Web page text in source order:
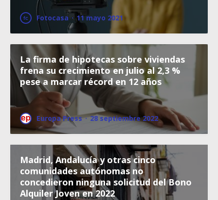
Fotocasa · 11 mayo 2021
La firma de hipotecas sobre viviendas
frena su crecimiento en julio al 2,3 %
pese a marcar récord en 12 años
Europa Press · 28 septiembre 2022
Madrid, Andalucía y otras cinco
comunidades autónomas no
concedieron ninguna solicitud del Bono
Alquiler Joven en 2022